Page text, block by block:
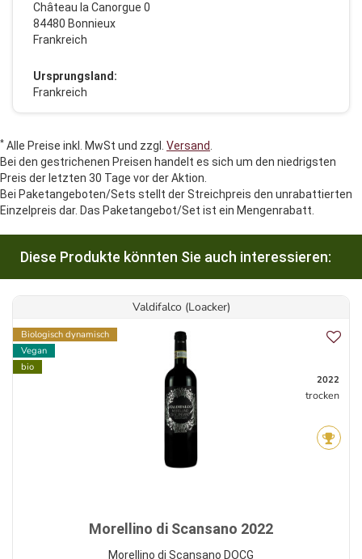
Château la Canorgue 0
84480 Bonnieux
Frankreich
Ursprungsland:
Frankreich
* Alle Preise inkl. MwSt und zzgl. Versand
Bei den gestrichenen Preisen handelt es sich um den niedrigsten
Preis der letzten 30 Tage vor der Aktion.
Bei Paketangeboten/Sets stellt der Streichpreis den unrabattierten
Einzelpreis dar. Das Paketangebot/Set ist ein Mengenrabatt.
Diese Produkte könnten Sie auch interessieren:
Valdifalco (Loacker)
Biologisch dynamisch
Vegan
bio
2022
trocken
Morellino di Scansano 2022
Morellino di Scansano DOCG